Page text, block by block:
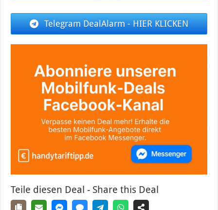
Telegram DealAlarm - HIER KLICKEN
Teile diesen Deal - Share this Deal